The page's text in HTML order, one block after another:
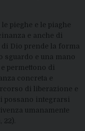
pieghe e le piaghe
e anche di
di Dio prende la forma
sguardo e una mano
permettono di
concreta e
di liberazione e
possano integrarsi
umanamente